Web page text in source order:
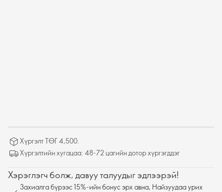
Хүргэлт ТӨГ 4,500.
Хүргэлтийн хугацаа: 48-72 цагийн дотор хүргэгддэг
Хэрэглэгч болж, давуу талуудыг эдлээрэй!
Захиалга бүрээс 15%-ийн бонус эрх авна, Найзуудаа урих